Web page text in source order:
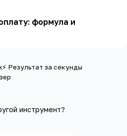
формула и
⚡ Результат за секунды
инструмент?